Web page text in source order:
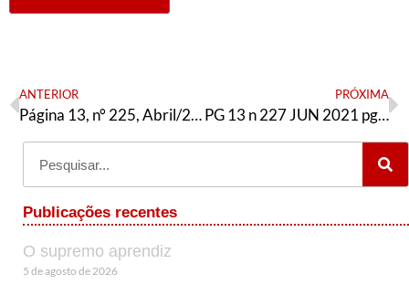
ANTERIOR
Página 13, n° 225, Abril/2021 – Resoluções 6° Congresso da AE
PRÓXIMA
PG 13 n 227 JUN 2021 pg 2 e 3 miolo grafica
Publicações recentes
O supremo aprendiz
5 de agosto de 2026